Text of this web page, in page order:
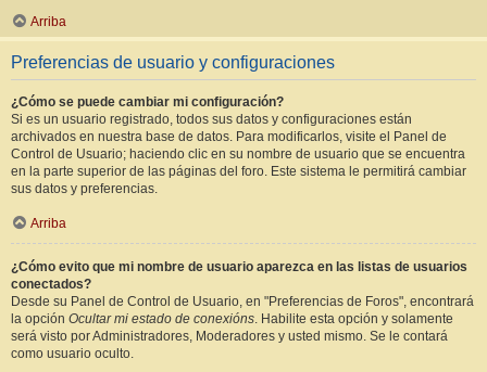
Arriba
Preferencias de usuario y configuraciones
¿Cómo se puede cambiar mi configuración?
Si es un usuario registrado, todos sus datos y configuraciones están
archivados en nuestra base de datos. Para modificarlos, visite el Panel de
Control de Usuario; haciendo clic en su nombre de usuario que se encuentra
en la parte superior de las páginas del foro. Este sistema le permitirá cambiar
sus datos y preferencias.
Arriba
¿Cómo evito que mi nombre de usuario aparezca en las listas de usuarios
conectados?
Desde su Panel de Control de Usuario, en "Preferencias de Foros", encontrará
la opción Ocultar mi estado de conexións. Habilite esta opción y solamente
será visto por Administradores, Moderadores y usted mismo. Se le contará
como usuario oculto.